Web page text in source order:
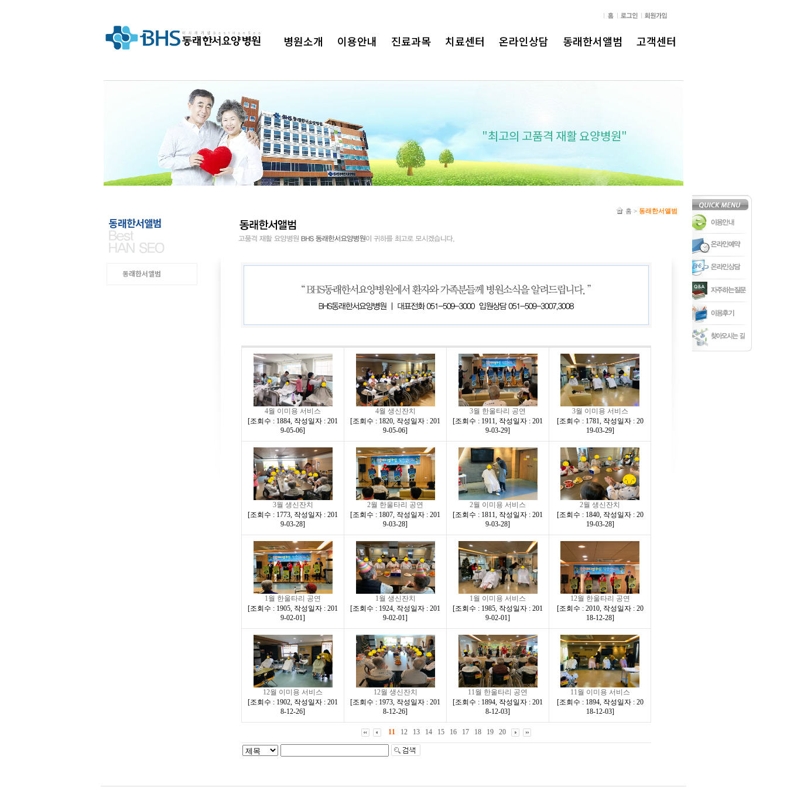
병원소개 이용안내 진료과목 치료센터 온라인상담 동래한서앨범 고객센터
BHS 동래한서요양병원이 함께하겠습니다. "최고의 고품격 재활 요양병원"
홈 > 동래한서앨범
동래한서앨범
동래한서앨범
4월 이미용 서비스
[조회수 : 1884, 작성일자 : 201
9-05-06]
4월 생신잔치
[조회수 : 1820, 작성일자 : 201
9-05-06]
3월 한울타리 공연
[조회수 : 1911, 작성일자 : 201
9-03-29]
3월 이미용 서비스
[조회수 : 1781, 작성일자 : 20
19-03-29]
3월 생신잔치
[조회수 : 1773, 작성일자 : 201
9-03-28]
2월 한울타리 공연
[조회수 : 1807, 작성일자 : 201
9-03-28]
2월 이미용 서비스
[조회수 : 1811, 작성일자 : 201
9-03-28]
2월 생신잔치
[조회수 : 1840, 작성일자 : 20
19-03-28]
1월 한울타리 공연
[조회수 : 1905, 작성일자 : 201
9-02-01]
1월 생신잔치
[조회수 : 1924, 작성일자 : 201
9-02-01]
1월 이미용 서비스
[조회수 : 1985, 작성일자 : 201
9-02-01]
12월 한울타리 공연
[조회수 : 2010, 작성일자 : 20
18-12-28]
12월 이미용 서비스
[조회수 : 1902, 작성일자 : 201
8-12-26]
12월 생신잔치
[조회수 : 1973, 작성일자 : 201
8-12-26]
11월 한울타리 공연
[조회수 : 1894, 작성일자 : 201
8-12-03]
11월 이미용 서비스
[조회수 : 1894, 작성일자 : 20
18-12-03]
11 12 13 14 15 16 17 18 19 20